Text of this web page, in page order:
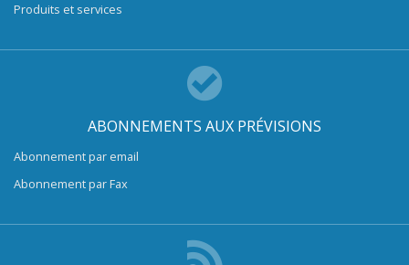
Produits et services
ABONNEMENTS AUX PRÉVISIONS
Abonnement par email
Abonnement par Fax